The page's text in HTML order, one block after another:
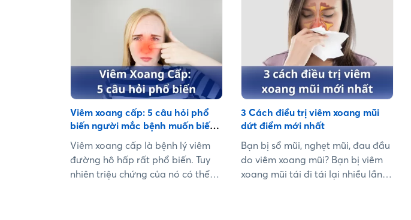
viêm xoang cấp ở trẻ em giúp cha
mẹ có cái nhìn rõ hơn về bệnh. ...
phương pháp và bài thuốc dân
gian có thể áp dụng ngay tại nhà
để giảm các triệu chứng của bệnh
viêm xoang cấp. Cùng tìm hiểu
ngay dưới đây!...
Viêm xoang cấp: 5 câu hỏi phổ
biến người mắc bệnh muốn biết
câu trả lời nhất
Viêm xoang cấp là bệnh lý viêm
đường hô hấp rất phổ biến. Tuy
nhiên triệu chứng của nó có thể
3 Cách điều trị viêm xoang mũi
dứt điểm mới nhất
Bạn bị sổ mũi, nghẹt mũi, đau đầu
do viêm xoang mũi? Bạn bị viêm
xoang mũi tái đi tái lại nhiều lần